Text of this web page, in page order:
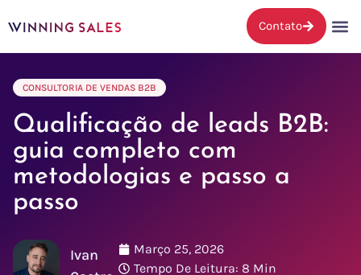
Contato
CONSULTORIA DE VENDAS B2B
Qualificação de leads B2B:
guia completo com
metodologias e passo a
passo
Março 25, 2026
Tempo De Leitura: 8 Min
Ivan